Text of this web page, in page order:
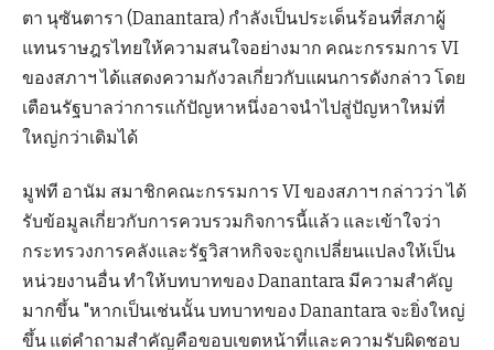
ตา นุซันตารา (Danantara) กำลังเป็นประเด็นร้อนที่สภาผู้
แทนราษฎรไทยให้ความสนใจอย่างมาก คณะกรรมการ VI
ของสภาฯ ได้แสดงความกังวลเกี่ยวกับแผนการดังกล่าว โดย
เตือนรัฐบาลว่าการแก้ปัญหาหนึ่งอาจนำไปสู่ปัญหาใหม่ที่
ใหญ่กว่าเดิมได้
มูฟที อานัม สมาชิกคณะกรรมการ VI ของสภาฯ กล่าวว่า ได้
รับข้อมูลเกี่ยวกับการควบรวมกิจการนี้แล้ว และเข้าใจว่า
กระทรวงการคลังและรัฐวิสาหกิจจะถูกเปลี่ยนแปลงให้เป็น
หน่วยงานอื่น ทำให้บทบาทของ Danantara มีความสำคัญ
มากขึ้น "หากเป็นเช่นนั้น บทบาทของ Danantara จะยิ่งใหญ่
ขึ้น แต่คำถามสำคัญคือขอบเขตหน้าที่และความรับผิดชอบ